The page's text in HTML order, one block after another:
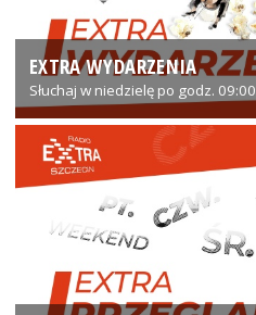
EXTRA WYDARZENIA
Słuchaj w niedzielę po godz. 09:00